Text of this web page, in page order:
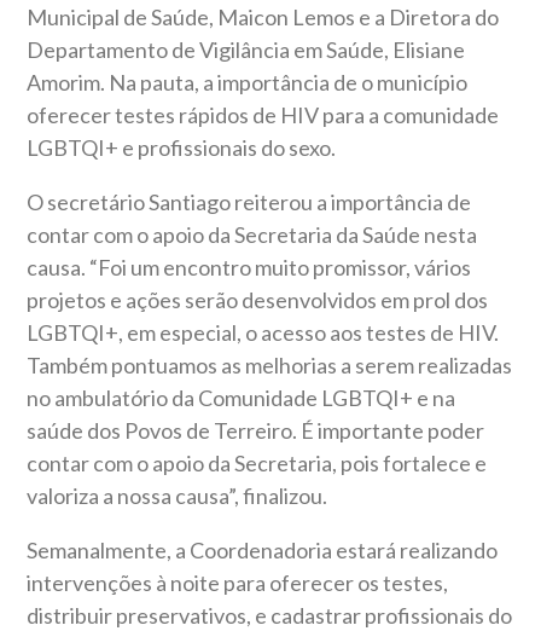
Municipal de Saúde, Maicon Lemos e a Diretora do
Departamento de Vigilância em Saúde, Elisiane
Amorim. Na pauta, a importância de o município
oferecer testes rápidos de HIV para a comunidade
LGBTQI+ e profissionais do sexo.
O secretário Santiago reiterou a importância de
contar com o apoio da Secretaria da Saúde nesta
causa. “Foi um encontro muito promissor, vários
projetos e ações serão desenvolvidos em prol dos
LGBTQI+, em especial, o acesso aos testes de HIV.
Também pontuamos as melhorias a serem realizadas
no ambulatório da Comunidade LGBTQI+ e na
saúde dos Povos de Terreiro. É importante poder
contar com o apoio da Secretaria, pois fortalece e
valoriza a nossa causa”, finalizou.
Semanalmente, a Coordenadoria estará realizando
intervenções à noite para oferecer os testes,
distribuir preservativos, e cadastrar profissionais do